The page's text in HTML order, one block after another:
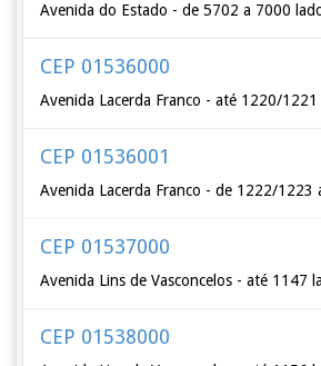
Avenida do Estado - de 5702 a 7000
CEP 01536000
Avenida Lacerda Franco - até 1220/1221
CEP 01536001
Avenida Lacerda Franco - de 1222/1223
CEP 01537000
Avenida Lins de Vasconcelos - até 1147
CEP 01538000